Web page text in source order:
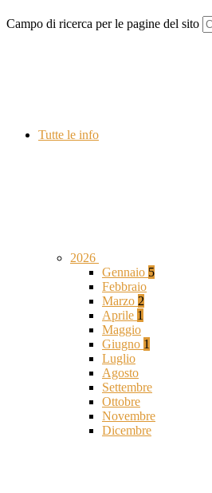
Campo di ricerca per le pagine del sito
Tutte le info
2026
Gennaio 5
Febbraio
Marzo 2
Aprile 1
Maggio
Giugno 1
Luglio
Agosto
Settembre
Ottobre
Novembre
Dicembre